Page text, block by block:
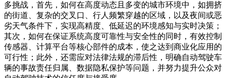
多挑战，首先，如何在高度动态且多变的城市环境中，如拥挤
的街道、复杂的交叉口、行人频繁穿越的区域，以及夜间或恶
劣天气条件下，实现高精度、低延迟的环境感知与实时决策；
其次，如何在保证系统高度可靠性与安全性的同时，有效控制
传感器、计算平台等核心部件的成本，使之达到商业化应用的
可行性；此外，还需应对法律法规的滞后性，明确自动驾驶车
辆的事故责任归属、数据隐私保护等问题，并努力提升公众对